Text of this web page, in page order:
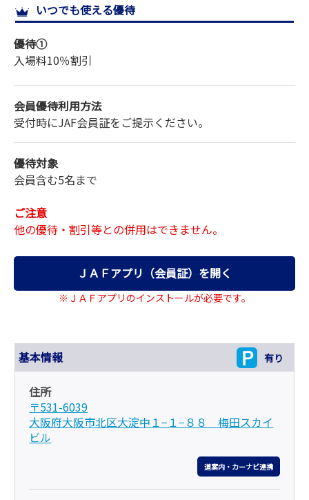
サイトマップ
いつでも使える優待
優待①
入場料10％割引
会員優待利用方法
受付時にJAF会員証をご提示ください。
優待対象
会員含む5名まで
ご注意
他の優待・割引等との併用はできません。
ＪＡＦアプリ（会員証）を開く
※ＪＡＦアプリのインストールが必要です。
基本情報 有り
住所
〒531-6039
大阪府大阪市北区大淀中１−１−８８ 梅田スカイ
ビル
道案内・カーナビ連携